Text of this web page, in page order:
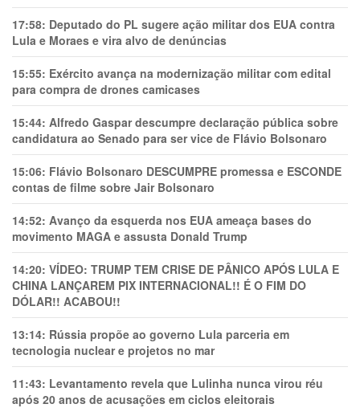
17:58: Deputado do PL sugere ação militar dos EUA contra
Lula e Moraes e vira alvo de denúncias
15:55: Exército avança na modernização militar com edital
para compra de drones camicases
15:44: Alfredo Gaspar descumpre declaração pública sobre
candidatura ao Senado para ser vice de Flávio Bolsonaro
15:06: Flávio Bolsonaro DESCUMPRE promessa e ESCONDE
contas de filme sobre Jair Bolsonaro
14:52: Avanço da esquerda nos EUA ameaça bases do
movimento MAGA e assusta Donald Trump
14:20: VÍDEO: TRUMP TEM CRlSE DE PÂNlCO APÓS LULA E
CHINA LANÇAREM PIX INTERNACIONAL!! É O FIM DO
DÓLAR!! ACABOU!!
13:14: Rússia propõe ao governo Lula parceria em
tecnologia nuclear e projetos no mar
11:43: Levantamento revela que Lulinha nunca virou réu
após 20 anos de acusações em ciclos eleitorais